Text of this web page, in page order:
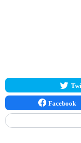
Facebook